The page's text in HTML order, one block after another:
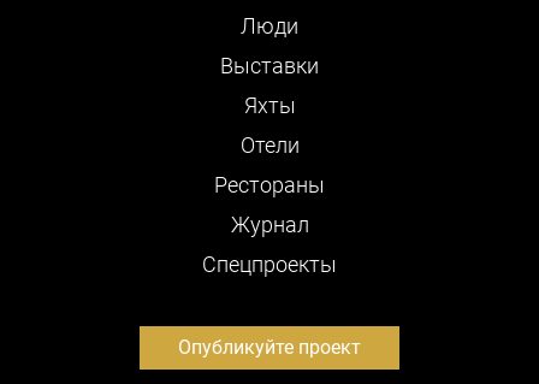
Люди
Выставки
Яхты
Отели
Рестораны
Журнал
Cпецпроекты
Опубликуйте проект